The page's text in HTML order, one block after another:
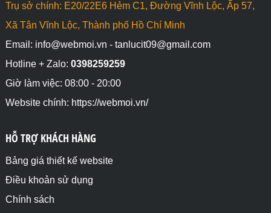
Trụ sở chính: E20/22E6 Hẻm C1, Đường Vĩnh Lộc, Ấp 57,
Xã Tân Vĩnh Lộc, Thành phố Hồ Chí Minh
Email: info@webmoi.vn - tanlucit09@gmail.com
Hotline + Zalo: 0398259259
Giờ làm việc: 08:00 - 20:00
Website chính: https://webmoi.vn/
HỖ TRỢ KHÁCH HÀNG
Bảng giá thiết kế website
Điều khoản sử dụng
Chính sách